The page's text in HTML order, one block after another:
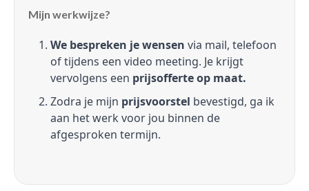
Mijn werkwijze?
We bespreken je wensen via mail, telefoon
of tijdens een video meeting. Je krijgt
vervolgens een prijsofferte op maat.
Zodra je mijn prijsvoorstel bevestigd, ga ik
aan het werk voor jou binnen de
afgesproken termijn.